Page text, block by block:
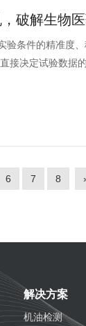
验条件的精准度
接决定试验数据
6 7 8
解决方案
机油检测